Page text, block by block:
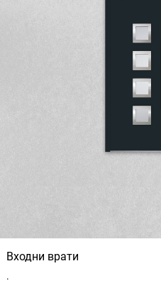
Входни врати
.